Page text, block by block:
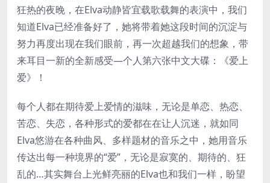
狂热的夜晚，在Elva动静皆宜载歌载舞的表演中，我们
知道Elva已经准备好了，她将带着她这段时间的沉淀与
努力再度出现在我们眼前，再一次超越我们的想象，带
来耳目一新的全新感受—个人第六张中文大碟：《爱上
爱》！
每个人都在期待爱上爱情的滋味，无论是单恋、热恋、
苦恋、失恋，各种形式的爱都在在让人沉迷，就如同
Elva悠游在各种曲风、多样题材的音乐之中，她用音乐
传达出每一种境界的“爱”，无论是寂寞的、期待的、狂
乱的…其实舞台上光鲜亮丽的Elva也和我们一样，盼望